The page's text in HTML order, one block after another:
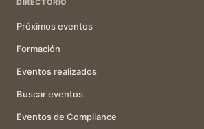
DIRECTORIO
Próximos eventos
Formación
Eventos realizados
Buscar eventos
Eventos de Compliance